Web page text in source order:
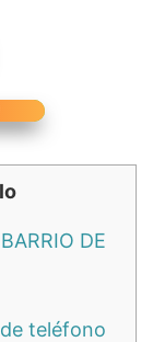
DE
teléfono